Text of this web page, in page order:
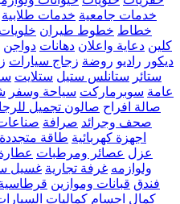
خدمات جامعية خدمات طلابية
خطاط خطوط طيران خلويات
كلين دعاية واعلان دهانات دواجن
ديكور راديو روضة زجاج سيارات
ستائر ستانلس ستيل ستلايت
عامة سوبرماركت سياحة وسفر
صالة افراح صالون تجميل
صحف وجرائد صرافة
اجهزة كهربائية طاقة متجددة
عزل عصائر ومرطبات
ولوازمه غرفة تجارية غسيل
فندق قبانات وموازين
كمال اجسام كماليات